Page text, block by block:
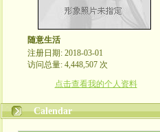
随意生活
注册日期: 2018-03-01
访问总量: 4,448,507 次
点击查看我的个人资料
Calendar